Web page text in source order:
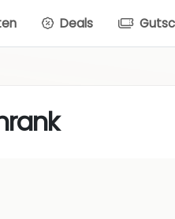
Deals